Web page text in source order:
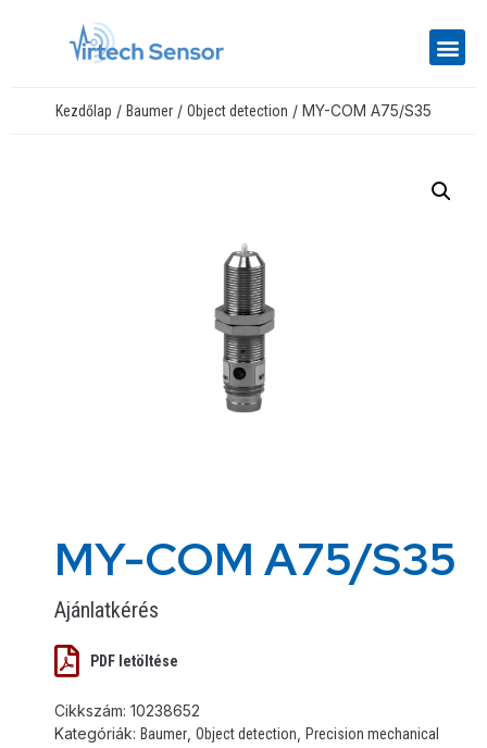
Kezdőlap / Baumer / Object detection / MY-COM A75/S35
MY-COM A75/S35
Ajánlatkérés
PDF letöltése
Cikkszám: 10238652
Kategóriák: Baumer Object detection
Precision mechanical